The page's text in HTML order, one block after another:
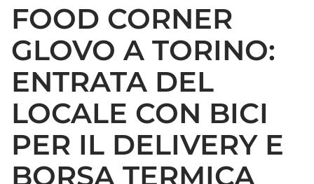
FOOD CORNER
GLOVO A TORINO:
ENTRATA DEL
LOCALE CON BICI
PER IL DELIVERY E
BORSA TERMICA